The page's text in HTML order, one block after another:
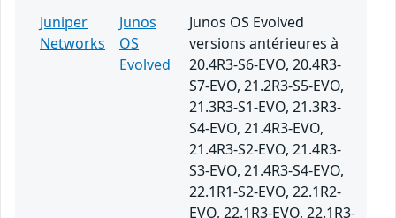
Juniper
Networks
Junos
OS
Evolved
Junos OS Evolved
versions antérieures à
20.4R3-S6-EVO, 20.4R3-
S7-EVO, 21.2R3-S5-EVO,
21.3R3-S1-EVO, 21.3R3-
S4-EVO, 21.4R3-EVO,
21.4R3-S2-EVO, 21.4R3-
S3-EVO, 21.4R3-S4-EVO,
22.1R1-S2-EVO, 22.1R2-
EVO, 22.1R3-EVO, 22.1R3-